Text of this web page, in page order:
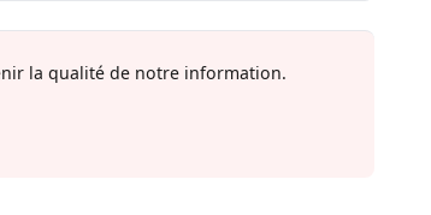
la qualité de notre information.